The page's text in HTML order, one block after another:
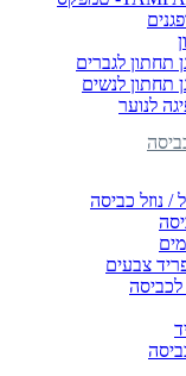
תחתון לגברים
תחתון לנשים
לנוער
/ נוזל כביסה
צבעים